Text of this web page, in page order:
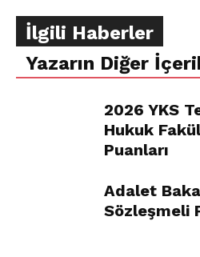
İlgili Haberler
Yazarın Diğer
2026 YKS
Hukuk
Puanları
Adalet
Sözleşmeli